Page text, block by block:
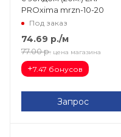
PROxima mrzn-10-20
Под заказ
74.69 р./м
77.00 р. цена магазина
+7.47 бонусов
Запрос